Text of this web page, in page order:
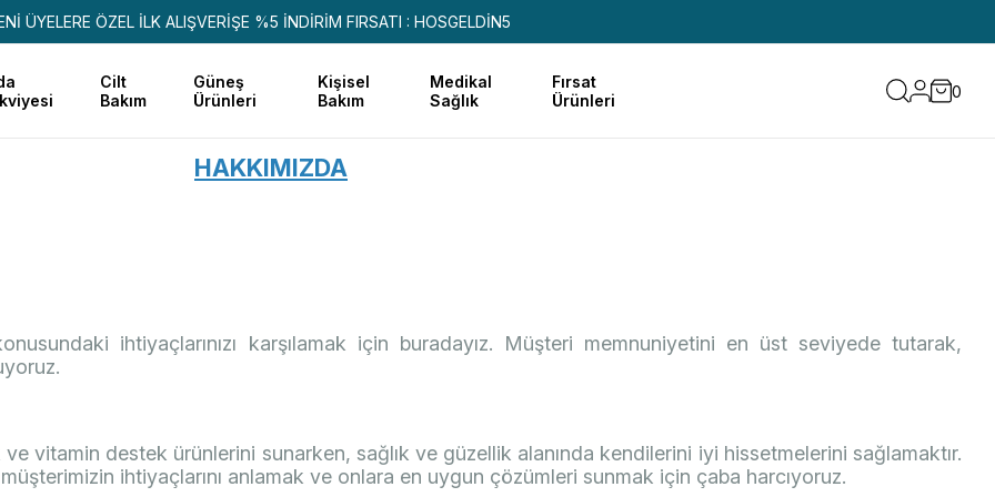
ÜYELERE ÖZEL İLK ALIŞVERİŞE %5 İNDİRİM FIRSATI : HOSGELDİN5
Cilt
Bakım
Güneş
Ürünleri
Kişisel
Bakım
Medikal
Sağlık
Fırsat
Ürünleri
0
HAKKIMIZDA
ihtiyaçlarınızı karşılamak için buradayız. Müşteri memnuniyetini en üst seviyede tutarak,
vitamin destek ürünlerini sunarken, sağlık ve güzellik alanında kendilerini iyi hissetmelerini sağlamaktır.
ihtiyaçlarını anlamak ve onlara en uygun çözümleri sunmak için çaba harcıyoruz.